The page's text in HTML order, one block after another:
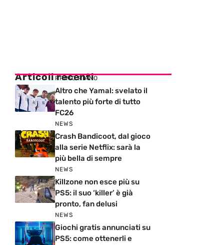
Articoli recenti
PRIMO PIANO
Altro che Yamal: svelato il
talento più forte di tutto
FC26
NEWS
Crash Bandicoot, dal gioco
alla serie Netflix: sarà la
più bella di sempre
NEWS
Killzone non esce più su
PS5: il suo ‘killer’ è già
pronto, fan delusi
NEWS
Giochi gratis annunciati su
PS5: come ottenerli e